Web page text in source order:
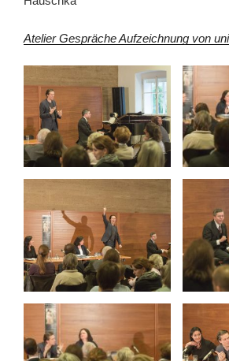
Atelier Gespräche Aufzeichnung von